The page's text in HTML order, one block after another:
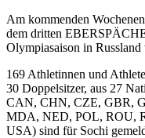
Am kommenden
dem dritten
Olympiasaison in Russland
169 Athletinnen und
30 Doppelsitzer, aus 27
CAN, CHN, CZE, GBR,
MDA, NED, POL, ROU,
USA) sind für Sochi